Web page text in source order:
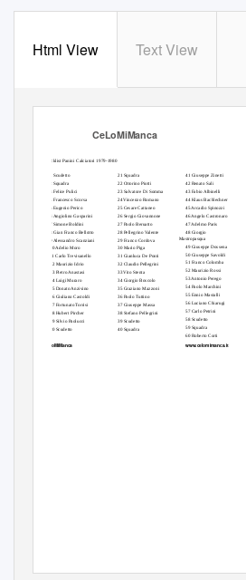
Html View Text View
CeLoMiManca
Checklist Panini Calciatori 1979-1980
1 Scudetto 21 Squadra 41 Giuseppe Zinetti
42 Renato Sali
2 Squadra 22 Ottorino Piotti
23 Salvatore Di Somma
24 Vincenzo Romano
25 Cesare Cattaneo
26 Sergio Giovannone
27 Paolo Beruatto
28 Pellegrino Valente
29 Franco Cordova
30 Mario Piga
3 Felice Pulici
43 Fabio Albinelli
44 Klaus Bachlechner
45 Arcadio Spinozzi
46 Angelo Castronaro
47 Adelmo Paris
4 Francesco Scorsa
5 Eugenio Perico
6 Angiolino Gasparini
7 Simone Boldini
8 Gian Franco Bellotto
9 Alessandro Scanziani
10 Adelio Moro
48 Giorgio
Mastropasqua
49 Giuseppe Dossena
50 Giuseppe Savoldi
51 Franco Colomba
52 Maurizio Rossi
53 Antonio Perego
54 Paolo Marchini
55 Ennio Mastalli
56 Luciano Chiarugi
57 Carlo Petrini
11 Carlo Trevisanello
12 Maurizio Idrio
13 Pietro Anastasi
14 Luigi Muraro
15 Donato Anzivino
16 Giuliano Castoldi
17 Fortunato Torrisi
18 Hubert Pircher
19 Silvio Paolucci
20 Scudetto
31 Gianluca De Ponti
32 Claudio Pellegrini
33 Vito Stenta
34 Giorgio Boscolo
35 Graziano Mazzoni
36 Paolo Tuttino
37 Giuseppe Massa
38 Stefano Pellegrini
39 Scudetto
58 Scudetto
59 Squadra
40 Squadra
60 Roberto Corti
CeLoMiManca www.celomimanca.it